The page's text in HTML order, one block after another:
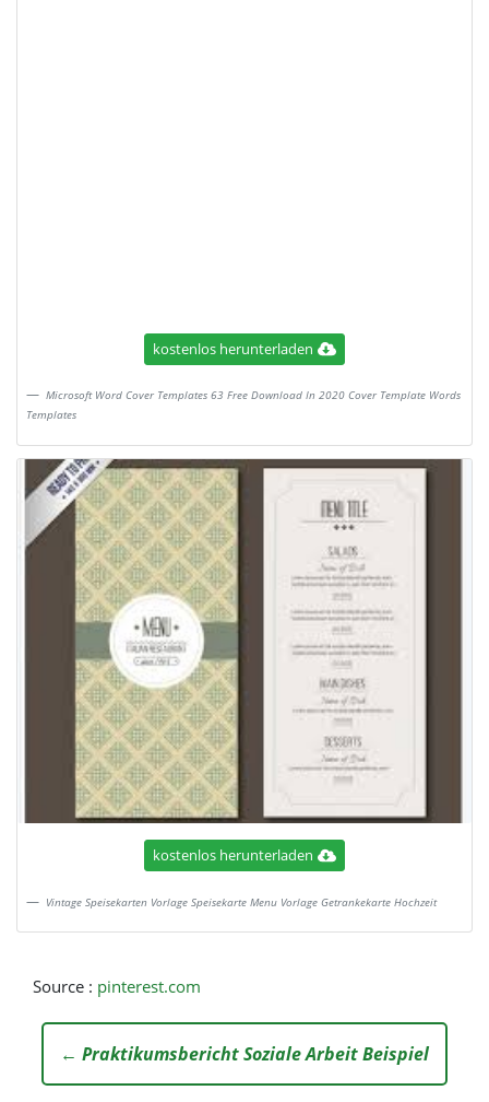
kostenlos herunterladen
Microsoft Word Cover Templates 63 Free Download In 2020 Cover Template Words
Templates
kostenlos herunterladen
Vintage Speisekarten Vorlage Speisekarte Menu Vorlage Getrankekarte Hochzeit
Source : pinterest.com
← Praktikumsbericht Soziale Arbeit Beispiel